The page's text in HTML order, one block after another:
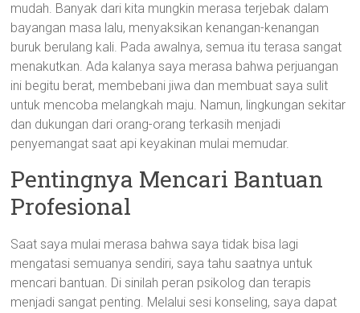
mudah. Banyak dari kita mungkin merasa terjebak dalam
bayangan masa lalu, menyaksikan kenangan-kenangan
buruk berulang kali. Pada awalnya, semua itu terasa sangat
menakutkan. Ada kalanya saya merasa bahwa perjuangan
ini begitu berat, membebani jiwa dan membuat saya sulit
untuk mencoba melangkah maju. Namun, lingkungan sekitar
dan dukungan dari orang-orang terkasih menjadi
penyemangat saat api keyakinan mulai memudar.
Pentingnya Mencari Bantuan
Profesional
Saat saya mulai merasa bahwa saya tidak bisa lagi
mengatasi semuanya sendiri, saya tahu saatnya untuk
mencari bantuan. Di sinilah peran psikolog dan terapis
menjadi sangat penting. Melalui sesi konseling, saya dapat